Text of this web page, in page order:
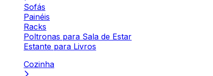
Sofás
Painéis
Racks
Poltronas para Sala de Estar
Estante para Livros
Cozinha